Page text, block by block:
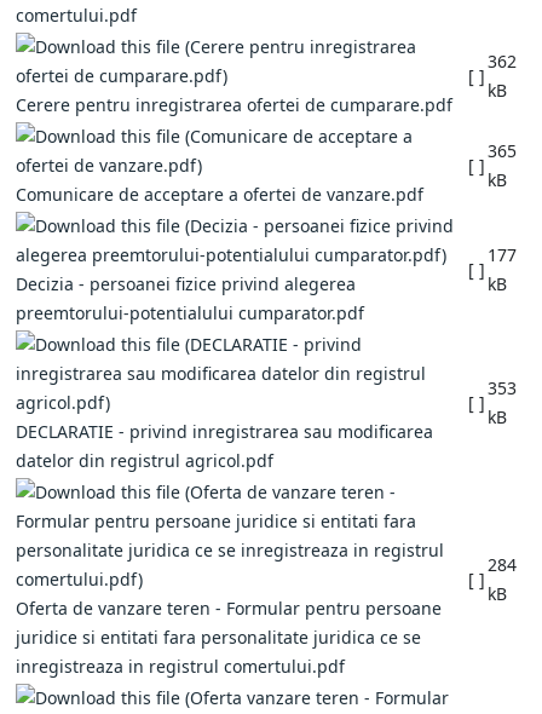
comertului.pdf
Cerere pentru inregistrarea ofertei de cumparare.pdf
[ ]
362
kB
Comunicare de acceptare a ofertei de vanzare.pdf
[ ]
365
kB
Decizia - persoanei fizice privind alegerea
preemtorului-potentialului cumparator.pdf
[ ]
177
kB
DECLARATIE - privind inregistrarea sau modificarea
datelor din registrul agricol.pdf
[ ]
353
kB
Oferta de vanzare teren - Formular pentru persoane
juridice si entitati fara personalitate juridica ce se
inregistreaza in registrul comertului.pdf
[ ]
284
kB